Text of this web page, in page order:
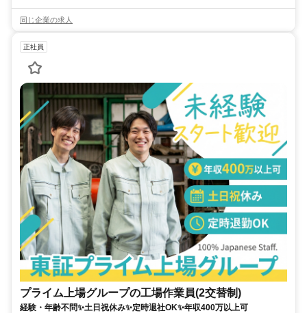
同じ企業の求人
正社員
プライム上場グループの工場作業員(2交替制)
経験・年齢不問✨土日祝休み✨定時退社OK✨年収400万以上可